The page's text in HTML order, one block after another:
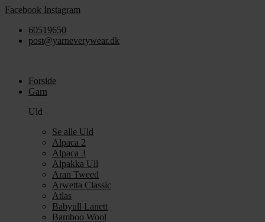
Videre
indhold
Facebook Instagram
60519650
post@yarneverywear.dk
Forside
Garn
Uld
Se alle Uld
Alpaca 2
Alpaca 3
Alpakka Ull
Aran Tweed
Arwetta Classic
Atlas
Babyull Lanett
Bamboo Wool